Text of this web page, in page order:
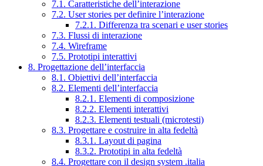
7.1. Caratteristiche dell’interazione
7.2. User stories per definire l’interazione
7.2.1. Differenza tra scenari e user stories
7.3. Flussi di interazione
7.4. Wireframe
7.5. Prototipi interattivi
8. Progettazione dell’interfaccia
8.1. Obiettivi dell’interfaccia
8.2. Elementi dell’interfaccia
8.2.1. Elementi di composizione
8.2.2. Elementi interattivi
8.2.3. Elementi testuali (microtesti)
8.3. Progettare e costruire in alta fedeltà
8.3.1. Layout di pagina
8.3.2. Prototipi in alta fedeltà
8.4. Progettare con il design system .italia